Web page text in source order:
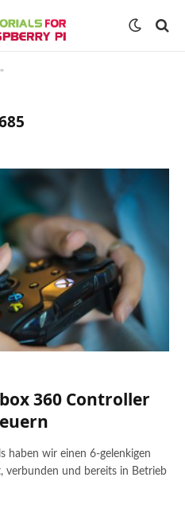
360 Controller
haben wir einen 6-gelenkigen
verbunden und bereits in Betrieb